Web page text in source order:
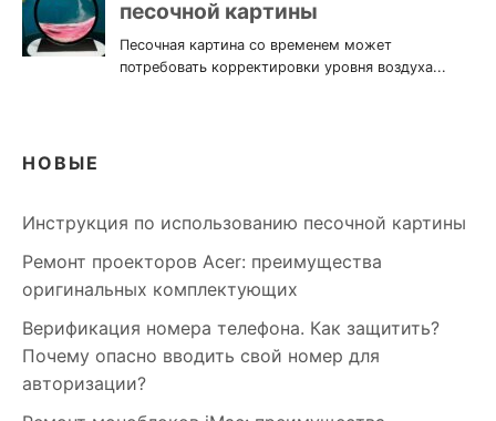
НОВЫЕ
Инструкция по использованию песочной картины
Ремонт проекторов Acer: преимущества
оригинальных комплектующих
Верификация номера телефона. Как защитить?
Почему опасно вводить свой номер для
авторизации?